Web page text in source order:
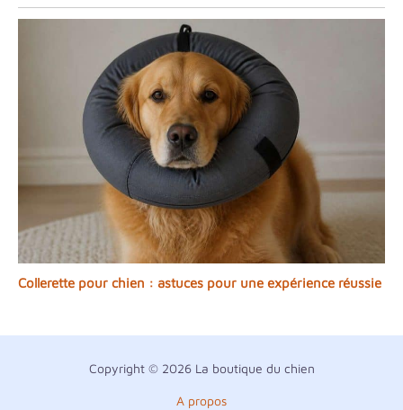
Collerette pour chien : astuces pour une expérience réussie
Copyright © 2026 La boutique du chien
A propos